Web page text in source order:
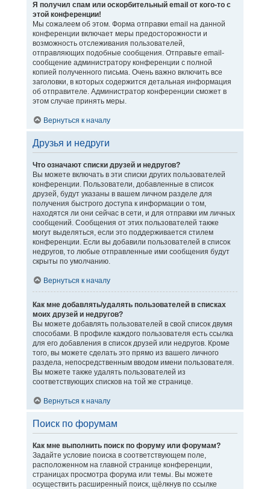
Я получил спам или оскорбительный email от кого-то с
этой конференции!
Мы сожалеем об этом. Форма отправки email на данной
конференции включает меры предосторожности и
возможность отслеживания пользователей,
отправляющих подобные сообщения. Отправьте email-
сообщение администратору конференции с полной
копией полученного письма. Очень важно включить все
заголовки, в которых содержится детальная информация
об отправителе. Администратор конференции сможет в
этом случае принять меры.
Вернуться к началу
Друзья и недруги
Что означают списки друзей и недругов?
Вы можете включать в эти списки других пользователей
конференции. Пользователи, добавленные в список
друзей, будут указаны в вашем личном разделе для
получения быстрого доступа к информации о том,
находятся ли они сейчас в сети, и для отправки им личных
сообщений. Сообщения от этих пользователей также
могут выделяться, если это поддерживается стилем
конференции. Если вы добавили пользователей в список
недругов, то любые отправленные ими сообщения будут
скрыты по умолчанию.
Вернуться к началу
Как мне добавлять/удалять пользователей в списках
моих друзей и недругов?
Вы можете добавлять пользователей в свой список двумя
способами. В профиле каждого пользователя есть ссылка
для его добавления в список друзей или недругов. Кроме
того, вы можете сделать это прямо из вашего личного
раздела, непосредственным вводом имени пользователя.
Вы можете также удалять пользователей из
соответствующих списков на той же странице.
Вернуться к началу
Поиск по форумам
Как мне выполнить поиск по форуму или форумам?
Задайте условие поиска в соответствующем поле,
расположенном на главной странице конференции,
страницах просмотра форума или темы. Вы можете
осуществить расширенный поиск, щёлкнув по ссылке